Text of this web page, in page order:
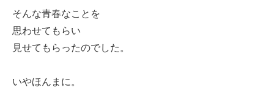
そんな青春なことを
思わせてもらい
見せてもらったのでした。
いやほんまに。